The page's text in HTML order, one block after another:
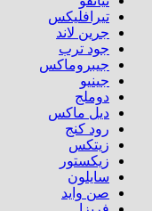
تيرافليكس
جرين لاند
جود ترب
جيبروماكس
جينيو
دوملج
ديل ماكس
رود كنج
زيتكس
زيكستور
سايلون
صن وايد